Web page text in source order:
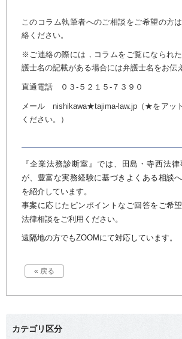
このコラム執筆者へのご相談をご希望の方
絡ください。
※ご連絡の際には，コラムをご覧になられ
護士名の記載がある場合には弁護士名をお伝
直通電話 ０３-５２１５-７３９０
メール nishikawa★tajima-law.jp（★をアッ
ください。）
『企業法務診断室』では、田島・寺西法
が、豊富な実務経験に基づきよくある相談
を紹介しています。
事案に応じたピンポイントなご回答をご希
法律相談をご利用ください。
遠隔地の方でもZOOMにて対応しています。
« 戻る
カテゴリ区分